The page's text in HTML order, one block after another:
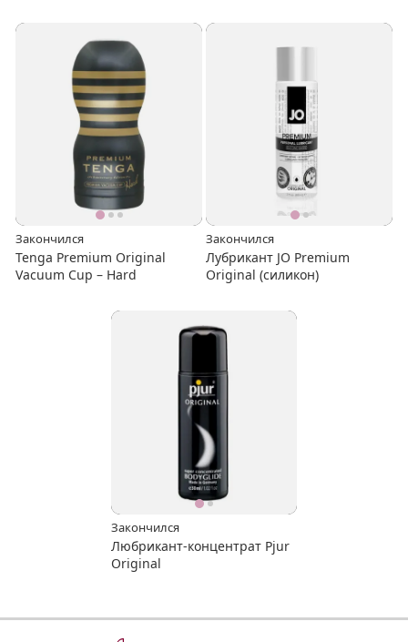
Закончился
Tenga Premium Original
Vacuum Cup – Hard
Закончился
Лубрикант JO Premium
Original (силикон)
Закончился
Любрикант-концентрат Pjur
Original